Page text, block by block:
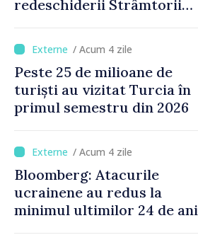
redeschiderii Strâmtorii
anunţă secretarul american
al Trezoreriei
/ Acum 4 zile
Peste 25 de milioane de
turiști au vizitat Turcia în
primul semestru din 2026
/ Acum 4 zile
Bloomberg: Atacurile
ucrainene au redus la
minimul ultimilor 24 de ani